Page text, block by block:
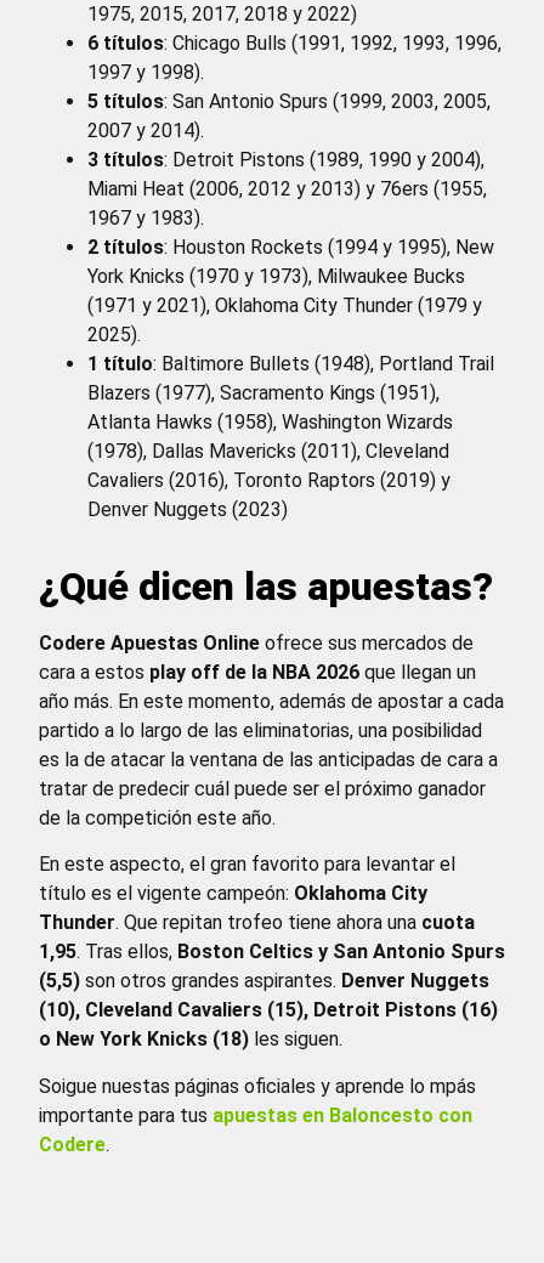
1975, 2015, 2017, 2018 y 2022)
6 títulos: Chicago Bulls (1991, 1992, 1993, 1996,
1997 y 1998).
5 títulos: San Antonio Spurs (1999, 2003, 2005,
2007 y 2014).
3 títulos: Detroit Pistons (1989, 1990 y 2004),
Miami Heat (2006, 2012 y 2013) y 76ers (1955,
1967 y 1983).
2 títulos: Houston Rockets (1994 y 1995), New
York Knicks (1970 y 1973), Milwaukee Bucks
(1971 y 2021), Oklahoma City Thunder (1979 y
2025).
1 título: Baltimore Bullets (1948), Portland Trail
Blazers (1977), Sacramento Kings (1951),
Atlanta Hawks (1958), Washington Wizards
(1978), Dallas Mavericks (2011), Cleveland
Cavaliers (2016), Toronto Raptors (2019) y
Denver Nuggets (2023)
¿Qué dicen las apuestas?
Codere Apuestas Online ofrece sus mercados de
cara a estos play off de la NBA 2026 que llegan un
año más. En este momento, además de apostar a cada
partido a lo largo de las eliminatorias, una posibilidad
es la de atacar la ventana de las anticipadas de cara a
tratar de predecir cuál puede ser el próximo ganador
de la competición este año.
En este aspecto, el gran favorito para levantar el
título es el vigente campeón: Oklahoma City
Thunder. Que repitan trofeo tiene ahora una cuota
1,95. Tras ellos, Boston Celtics y San Antonio Spurs
(5,5) son otros grandes aspirantes. Denver Nuggets
(10), Cleveland Cavaliers (15), Detroit Pistons (16)
o New York Knicks (18) les siguen.
Soigue nuestas páginas oficiales y aprende lo mpás
importante para tus apuestas en Baloncesto con
Codere.